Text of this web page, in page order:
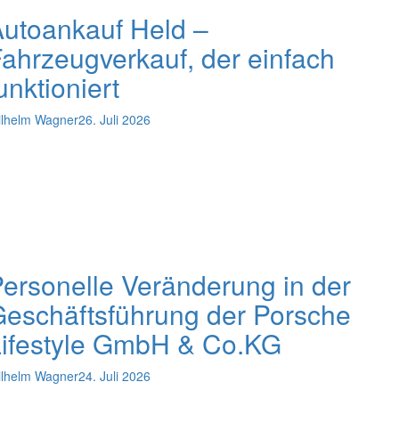
Held –
der einfach
Wagner26. Juli 2026
Veränderung in der
der Porsche
GmbH & Co.KG
Wagner24. Juli 2026